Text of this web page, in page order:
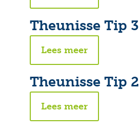
Theunisse Tip 3
Lees meer
Theunisse Tip 2
Lees meer